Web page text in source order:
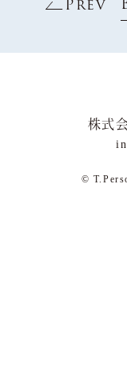
Prev
株式
©